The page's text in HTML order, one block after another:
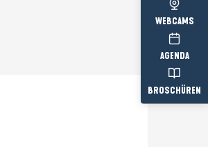
WEBCAMS
AGENDA
BROSCHÜREN